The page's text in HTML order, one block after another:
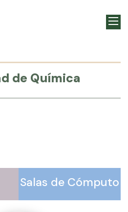
de Química
Salas de Cómputo